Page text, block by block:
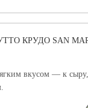
КРУДО SAN
вкусом — к